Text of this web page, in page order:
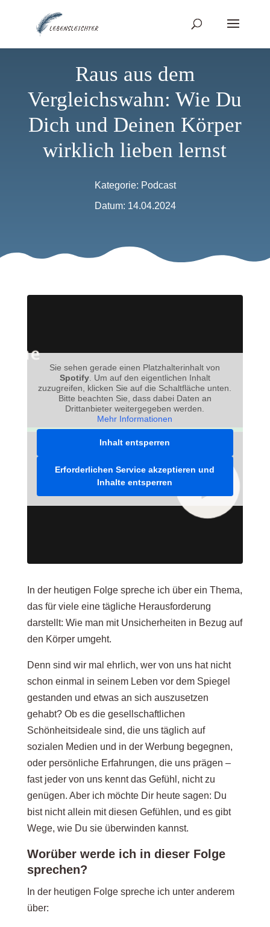
Raus aus dem
Vergleichswahn: Wie Du
Dich und Deinen Körper
wirklich lieben lernst
Kategorie: Podcast
Datum: 14.04.2024
Sie sehen gerade einen Platzhalterinhalt von
Spotify. Um auf den eigentlichen Inhalt
zuzugreifen, klicken Sie auf die Schaltfläche unten.
Bitte beachten Sie, dass dabei Daten an
Drittanbieter weitergegeben werden.
Mehr Informationen
Inhalt entsperren
Erforderlichen Service akzeptieren und
Inhalte entsperren
In der heutigen Folge spreche ich über ein Thema,
das für viele eine tägliche Herausforderung
darstellt: Wie man mit Unsicherheiten in Bezug auf
den Körper umgeht.
Denn sind wir mal ehrlich, wer von uns hat nicht
schon einmal in seinem Leben vor dem Spiegel
gestanden und etwas an sich auszusetzen
gehabt? Ob es die gesellschaftlichen
Schönheitsideale sind, die uns täglich auf
sozialen Medien und in der Werbung begegnen,
oder persönliche Erfahrungen, die uns prägen –
fast jeder von uns kennt das Gefühl, nicht zu
genügen. Aber ich möchte Dir heute sagen: Du
bist nicht allein mit diesen Gefühlen, und es gibt
Wege, wie Du sie überwinden kannst.
Worüber werde ich in dieser Folge
sprechen?
In der heutigen Folge spreche ich unter anderem
über: